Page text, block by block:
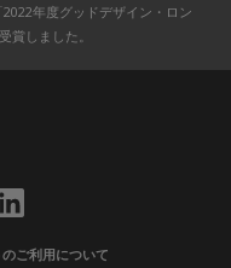
年度グッドデザイン・ロン
受賞しました。
ご利用について